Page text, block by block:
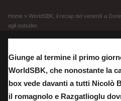
Home » WorldSBK, il recap del venerdì a
agli outsider.
Giunge al termine il primo
WorldSBK, che nonostante la
box vede davanti a tutti Nicolò
il romagnolo e Razgatlioglu